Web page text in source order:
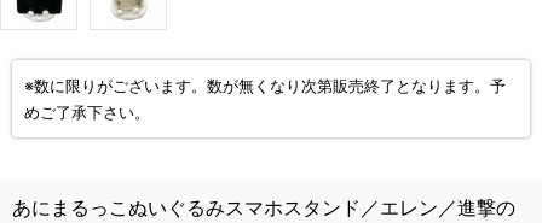
※数に限りがございます。数が無くなり次第販売終了となります。予
めご了承下さい。
あにまるっこぬいぐるみスマホスタンド／エレン／進撃の